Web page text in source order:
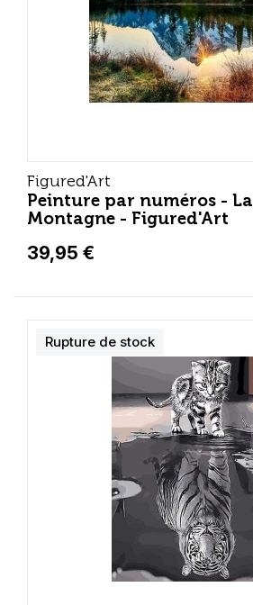
Figured'Art
Peinture par numéros -
Montagne - Figured'Art
39,95 €
Rupture de stock